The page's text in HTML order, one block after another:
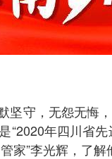
守，无怨无悔
“2020年四川省
家”李光辉，了解